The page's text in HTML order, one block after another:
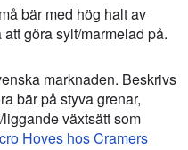
bär med hög halt av
göra sylt/marmelad på.
marknaden. Beskrivs
bär på styva grenar,
växtsätt som
Hoves hos Cramers